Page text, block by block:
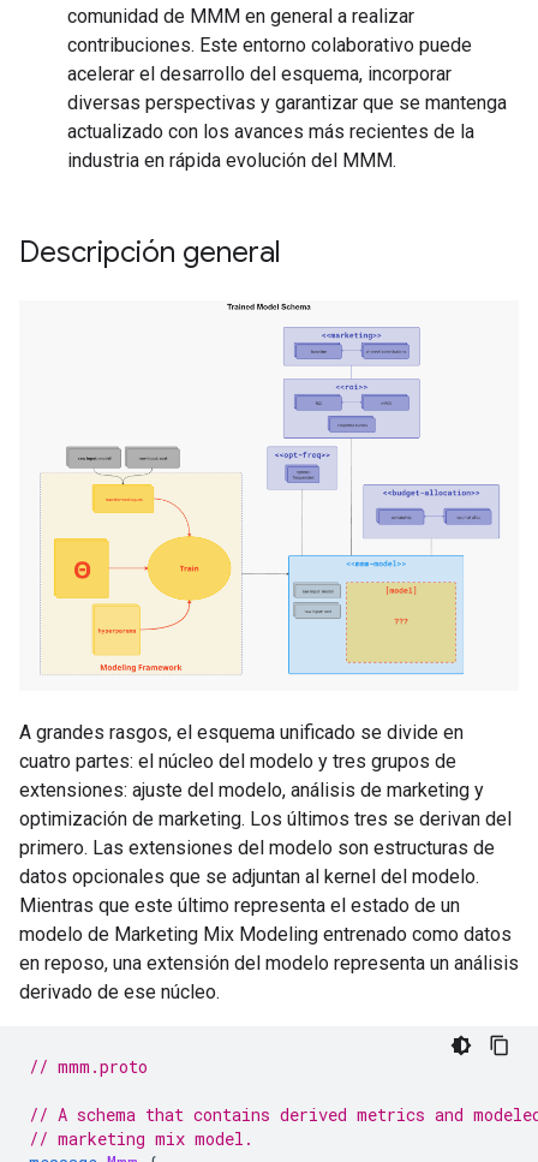
comunidad de MMM en general a realizar
contribuciones. Este entorno colaborativo puede
acelerar el desarrollo del esquema, incorporar
diversas perspectivas y garantizar que se mantenga
actualizado con los avances más recientes de la
industria en rápida evolución del MMM.
Descripción general
A grandes rasgos, el esquema unificado se divide en
cuatro partes: el núcleo del modelo y tres grupos de
extensiones: ajuste del modelo, análisis de marketing y
optimización de marketing. Los últimos tres se derivan del
primero. Las extensiones del modelo son estructuras de
datos opcionales que se adjuntan al kernel del modelo.
Mientras que este último representa el estado de un
modelo de Marketing Mix Modeling entrenado como datos
en reposo, una extensión del modelo representa un análisis
derivado de ese núcleo.
// mmm.proto
// A schema that contains derived metrics and
// marketing mix model.